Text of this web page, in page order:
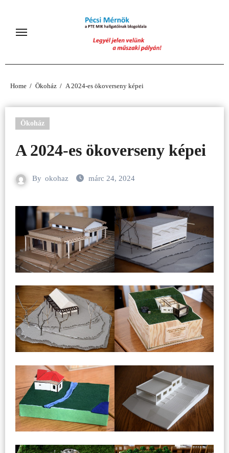
content
Home Ökoház A 2024-es ökoverseny képei
Ökoház
A 2024-es ökoverseny képei
By okohaz márc 24, 2024